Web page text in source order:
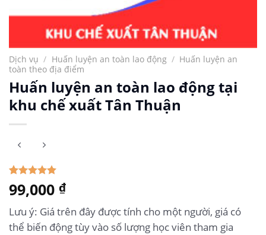
Dịch vụ / Huấn luyện an toàn lao động / Huấn luyện an
toàn theo địa điểm
Huấn luyện an toàn lao động tại
khu chế xuất Tân Thuận
5.00 trên 5
dựa trên
1
99,000 ₫
Lưu ý: Giá trên đây được tính cho một người, giá có
thể biến động tùy vào số lượng học viên tham gia